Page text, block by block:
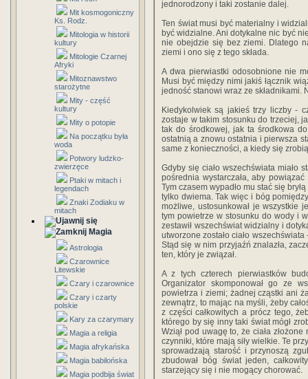
Mit kosmogoniczny
Ks. Rodz.
Mitologia w historii
kultury
Mitologie Czarnej
Afryki
Mitoznawstwo
starożytne
Mity - część
kultury
Mity o potopie
Na początku była
woda
Potwory ludzko-
zwierzęce
Ptaki w mitach i
legendach
Znaki Zodiaku w
mitach
Magia
Astrologia
Czarownice
Litewskie
Czary i czarownice
Czary i czarty
polskie
Kary za czarymary
Magia a religia
Magia afrykańska
Magia babilońska
Magia podbija świat
jednorodzony i taki zostanie dalej.
Ten świat musi być materialny i
być widzialne. Ani dotykalne nic być
nie obejdzie się bez ziemi. Dlatego
ziemi i ono się z tego składa.
A dwa pierwiastki odosobnione nie
Musi być między nimi jakiś łącznik
jedność stanowi wraz ze
Kiedykolwiek są jakieś trzy liczby -
zostaje w takim stosunku do trzeciej,
tak do środkowej, jak ta środkowa
ostatnią a znowu ostatnia i pierwsza
same z konieczności, a kiedy się
Gdyby się ciało wszechświata miało
pośrednia wystarczała, aby
Tym czasem wypadło mu stać się
tylko dwiema. Tak więc i bóg
możliwe, ustosunkował je wszystkie
tym powietrze w stosunku do wody i
zestawił wszechświat widzialny i
utworzone zostało ciało
Stąd się w nim przyjaźń znalazła,
ten, który je związał.
A z tych czterech pierwiastków
Organizator skomponował go ze
powietrza i ziemi; żadnej cząstki ani
zewnątrz, to mając na myśli, żeby
z części całkowitych a prócz tego,
którego by się inny taki świat mógł
Wziął pod uwagę to, że ciała
czynniki, które mają siły wielkie. Te
sprowadzają starość i przynoszą
zbudował bóg świat jeden,
starzejący się i nie mogący chorować.